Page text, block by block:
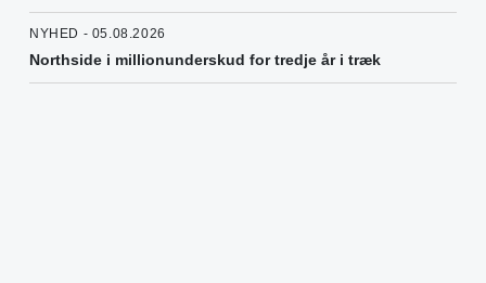
NYHED - 05.08.2026
Northside i millionunderskud for tredje år i træk